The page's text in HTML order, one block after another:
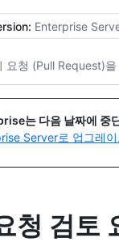
Enterprise
요청 (Pull Request)을
는 다음 날짜에 중
Server로 업그레이
청 검토